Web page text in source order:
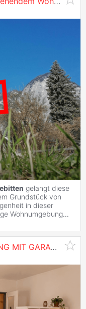
gelangt diese
Grundstück von
in dieser
Wohnumgebung...
2608-RUHIGE 2-ZIMMERWOHNUNG MIT GARAGE IN